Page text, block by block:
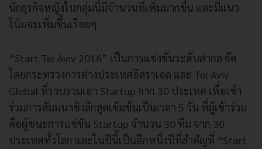
นักธุรกิจหญิงในกลุ่มนี้มีจำนวนที่เพิ่มมากขึ้น และมีแนว
โน้มจะเพิ่มขึ้นเรื่อยๆ
“Start Tel Aviv 2016” เป็นการแข่งขันระดับสากล จัด
โดยกระทรวงการต่างประเทศอิสราเอล และ Tel Aviv
Global ที่รวบรวมเอา Startup จาก 30 ประเทศ เพื่อเข้า
ร่วมการสัมมนาชิงลึกสุดเข้มข้นเป็นเวลา 5 วัน ที่ผู้เข้าร่วม
คือผู้ชนะการแข่ขัน Startup จำนวน 30 ทีม จาก 30
ประเทศทั่วโลก และในปีนี้เป็นอีกหนึ่งปีที่สำคัญที่ “Start